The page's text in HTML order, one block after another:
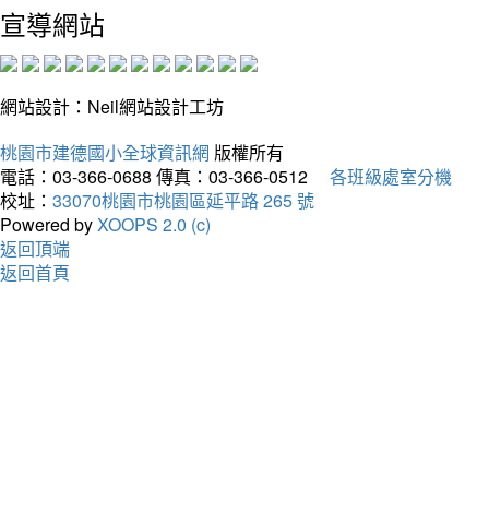
宣導網站
網站設計：Neil網站設計工坊
桃園市建德國小全球資訊網 版權所有
電話：03-366-0688 傳真：03-366-0512
各班級處室分機
校址： 33070桃園市桃園區延平路 265 號
Powered byXOOPS 2.0 (c)
返回頂端
返回首頁